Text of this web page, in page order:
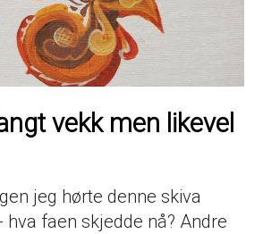
vekk men likevel
jeg hørte denne skiva
hva faen skjedde nå? Andre